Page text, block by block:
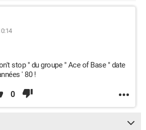
stop " du groupe " Ace of Base " date
' 80 !
0